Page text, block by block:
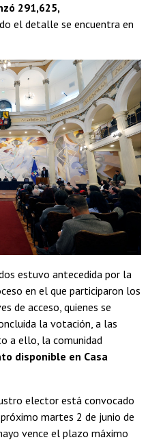
291,625,
el detalle se encuentra en
estuvo antecedida por la
en el que participaron los
de acceso, quienes se
la votación, a las
a ello, la comunidad
disponible en Casa
elector está convocado
martes 2 de junio de
vence el plazo máximo